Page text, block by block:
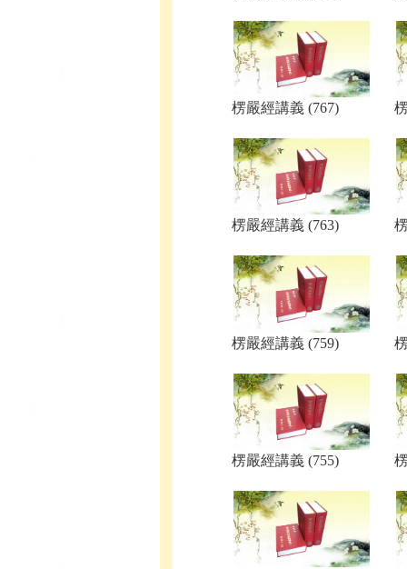
楞嚴經講義 (767)
楞嚴經講義 (763)
楞嚴經講義 (759)
楞嚴經講義 (755)